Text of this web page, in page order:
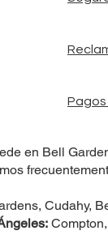
Pagos
en Bell
Cudahy,